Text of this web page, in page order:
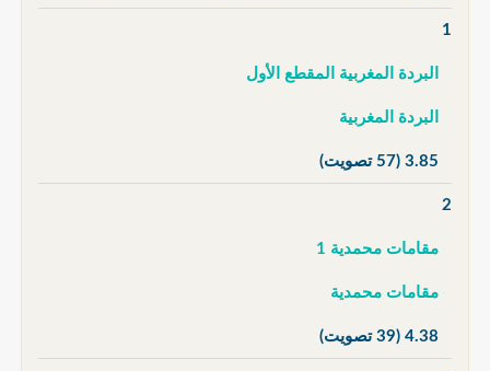
1
البردة المغربية المقطع الأول
البردة المغربية
3.85 (57 تصويت)
2
مقامات محمدية 1
مقامات محمدية
4.38 (39 تصويت)